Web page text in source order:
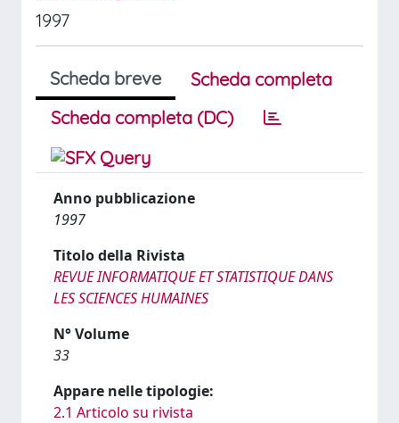
1997
Scheda breve
Scheda completa
Scheda completa (DC)
Anno pubblicazione
1997
Titolo della Rivista
REVUE INFORMATIQUE ET STATISTIQUE DANS
LES SCIENCES HUMAINES
N° Volume
33
Appare nelle tipologie:
2.1 Articolo su rivista